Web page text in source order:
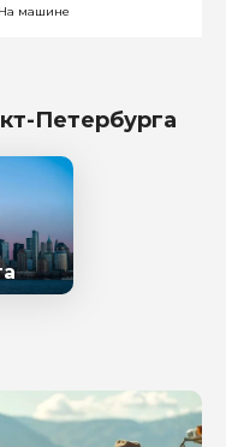
На машине
Петербурга